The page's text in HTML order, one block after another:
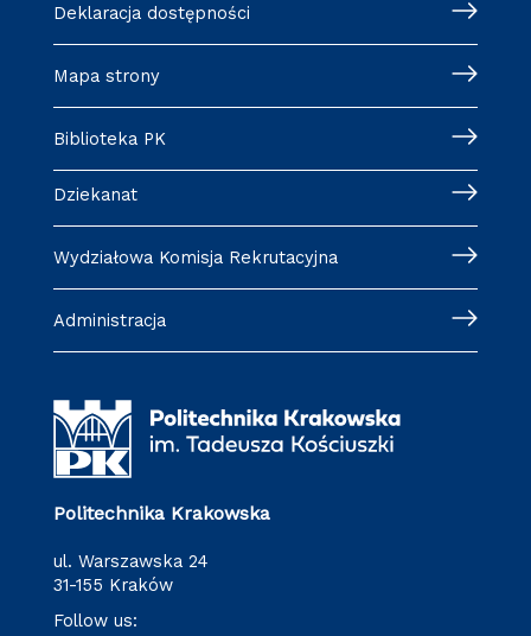
Deklaracja dostępności
Mapa strony
Biblioteka PK
Dziekanat
Wydziałowa Komisja Rekrutacyjna
Administracja
Politechnika Krakowska
ul. Warszawska 24
31-155 Kraków
Follow us: